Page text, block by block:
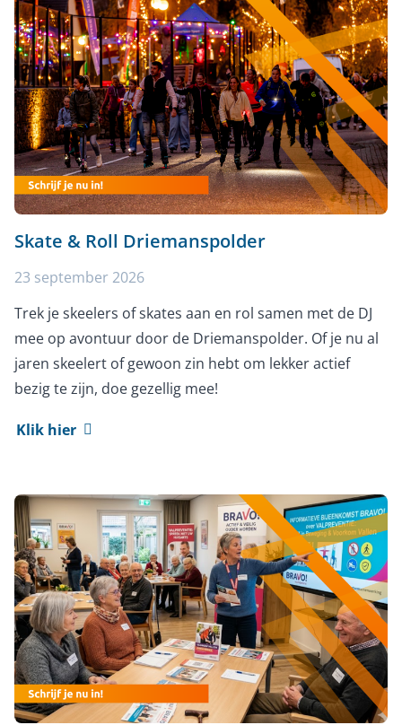
Skate & Roll Driemanspolder
23 september 2026
Trek je skeelers of skates aan en rol samen met de DJ
mee op avontuur door de Driemanspolder. Of je nu al
jaren skeelert of gewoon zin hebt om lekker actief
bezig te zijn, doe gezellig mee!
Klik hier